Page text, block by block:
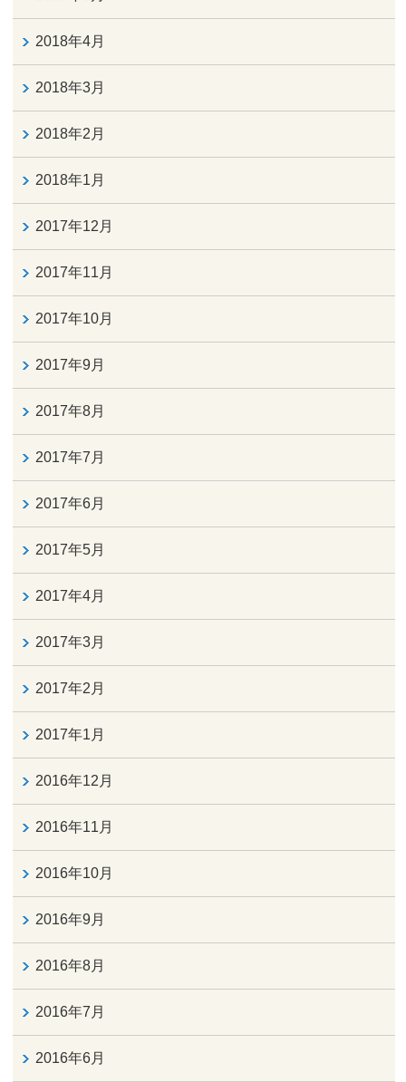
2018年4月
2018年3月
2018年2月
2018年1月
2017年12月
2017年11月
2017年10月
2017年9月
2017年8月
2017年7月
2017年6月
2017年5月
2017年4月
2017年3月
2017年2月
2017年1月
2016年12月
2016年11月
2016年10月
2016年9月
2016年8月
2016年7月
2016年6月